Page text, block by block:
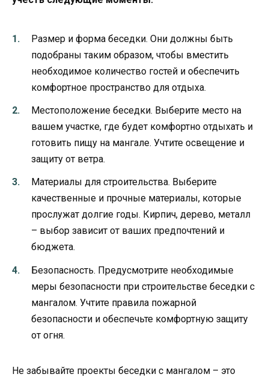
Размер и форма беседки. Они должны быть
подобраны таким образом, чтобы вместить
необходимое количество гостей и обеспечить
комфортное пространство для отдыха.
Местоположение беседки. Выберите место на
вашем участке, где будет комфортно отдыхать и
готовить пищу на мангале. Учтите освещение и
защиту от ветра.
Материалы для строительства. Выберите
качественные и прочные материалы, которые
прослужат долгие годы. Кирпич, дерево, металл
– выбор зависит от ваших предпочтений и
бюджета.
Безопасность. Предусмотрите необходимые
меры безопасности при строительстве беседки с
мангалом. Учтите правила пожарной
безопасности и обеспечьте комфортную защиту
от огня.
Не забывайте проекты беседки с мангалом – это